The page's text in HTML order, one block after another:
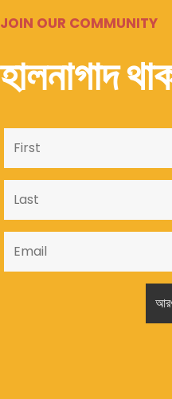
JOIN OUR COMMUNITY
হালনাগাদ